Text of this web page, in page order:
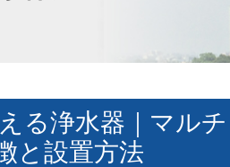
る浄水器｜マル
と設置方法